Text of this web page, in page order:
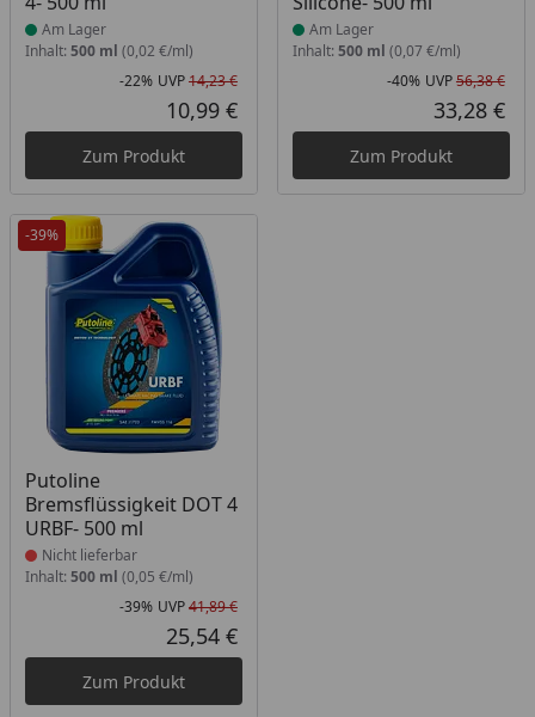
Am Lager
Inhalt: 500 ml (0,02 €/ml)
Rabatt in Prozent
-22%
Ursprünglicher Preis
UVP14,23 €
Aktueller Preis
10,99 €
Zum Produkt
Am Lager
Inhalt: 500 ml (0,07 €/ml)
-40% UVP56,38 €
33,28 €
Zum Produkt
-39%
Putoline
Bremsflüssigkeit DOT 4
URBF- 500 ml
Produkt nicht lieferbar
Nicht lieferbar
Inhalt: 500 ml (0,05 €/ml)
Rabatt in Prozent
-39%
Ursprünglicher Preis
UVP41,89 €
Aktueller Preis
25,54 €
Zum Produkt